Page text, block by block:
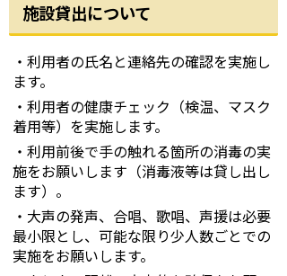
施設貸出について
・利用者の氏名と連絡先の確認を実施し
ます。
・利用者の健康チェック（検温、マスク
着用等）を実施します。
・利用前後で手の触れる箇所の消毒の実
施をお願いします（消毒液等は貸し出し
ます）。
・大声の発声、合唱、歌唱、声援は必要
最小限とし、可能な限り少人数ごとでの
実施をお願いします。